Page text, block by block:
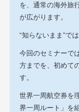
を、通常の海外旅
が広がります。
“知らないまま”で
今回のセミナーで
方までを、初めて
す。
世界一周航空券を
界一周ルート」を